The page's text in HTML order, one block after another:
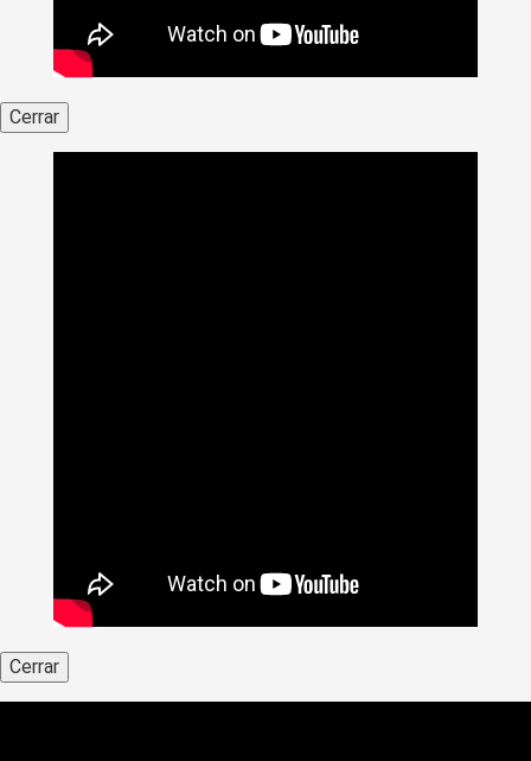
Cerrar
Cerrar